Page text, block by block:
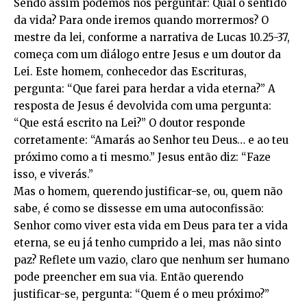
Sendo assim podemos nos perguntar: Qual o sentido
da vida? Para onde iremos quando morrermos? O
mestre da lei, conforme a narrativa de Lucas 10.25-37,
começa com um diálogo entre Jesus e um doutor da
Lei. Este homem, conhecedor das Escrituras,
pergunta: “Que farei para herdar a vida eterna?” A
resposta de Jesus é devolvida com uma pergunta:
“Que está escrito na Lei?” O doutor responde
corretamente: “Amarás ao Senhor teu Deus… e ao teu
próximo como a ti mesmo.” Jesus então diz: “Faze
isso, e viverás.”
Mas o homem, querendo justificar-se, ou, quem não
sabe, é como se dissesse em uma autoconfissão:
Senhor como viver esta vida em Deus para ter a vida
eterna, se eu já tenho cumprido a lei, mas não sinto
paz? Reflete um vazio, claro que nenhum ser humano
pode preencher em sua via. Então querendo
justificar-se, pergunta: “Quem é o meu próximo?”